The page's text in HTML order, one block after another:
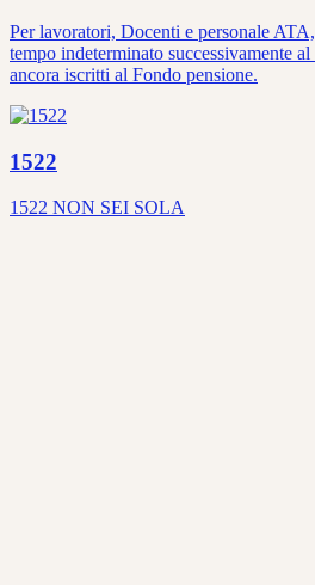
Per lavoratori, Docenti e personale
tempo indeterminato successivamente
ancora iscritti al Fondo pensione.
1522
1522 NON SEI SOLA